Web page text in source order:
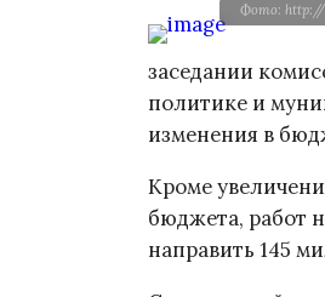
Фото: http://
заседании
политике и
изменения в
Кроме
бюджета, работ
направить 145